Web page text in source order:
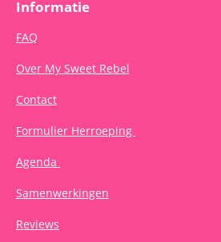
Informatie
FAQ
Over My Sweet Rebel
Contact
Formulier Herroeping
Agenda
Samenwerkingen
Reviews